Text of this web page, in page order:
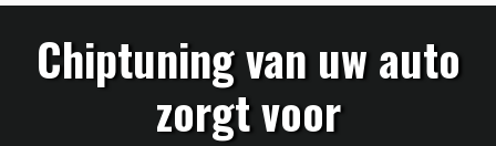
Chiptuning van uw auto
zorgt voor